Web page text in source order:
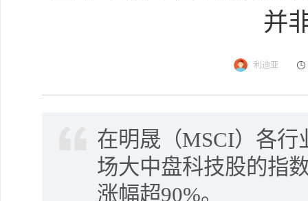
并
利迪亚
在明晟（MSCI）各
场大中盘科技股的指
涨幅超90%。